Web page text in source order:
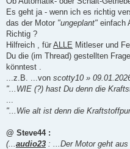
Es geht ja - wenn ich es richtig
das der Motor "ungeplant" einfach
Richtig ?
Hilfreich , für ALLE Mitleser und
Du die (im Thread) gestellten
könntest .
...z.B. ...von scotty10 »
"...WIE (?) hast Du denn die
"...Wie alt ist denn die
@ Steve44 :
(... audio23 : ...Der Motor geht